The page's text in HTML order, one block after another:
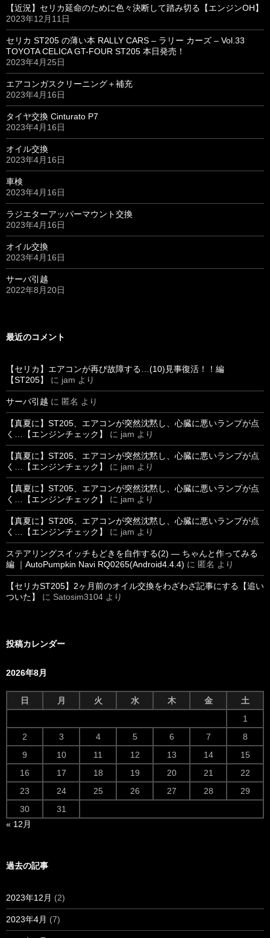
【近況】セリカ延命のために色々決断して踏み切る【エンジンOH】
2023年12月11日
セリカ ST205 の薄い本 RALLY CARS – ラリー カーズ – Vol.33
TOYOTA CELICA GT-FOUR ST205 本日発売！
2023年4月25日
エアコンガスクリーニング＋補充
2023年4月16日
タイヤ交換 Cinturato P7
2023年4月16日
オイル交換
2023年4月16日
車検
2023年4月16日
ラジエターアッパーマウント交換
2023年4月16日
オイル交換
2023年4月16日
サーバ引越
2022年8月20日
最近のコメント
【セリカ】エアコンが再び故障する…(10)見事復活！！編
【ST205】
に jam より
サーバ引越 に 匿名 より
【真夏に】ST205、エアコンが突然沈黙し、心臓に悪いランプが点
く…【エンジンチェック】
に jam より
【真夏に】ST205、エアコンが突然沈黙し、心臓に悪いランプが点
く…【エンジンチェック】
に jam より
【真夏に】ST205、エアコンが突然沈黙し、心臓に悪いランプが点
く…【エンジンチェック】
に jam より
【真夏に】ST205、エアコンが突然沈黙し、心臓に悪いランプが点
く…【エンジンチェック】
に jam より
ステアリングスイッチもどきを自作する(2) ― ちゃんと作ってみる
編 ｜AutoPumpkin Navi RQ0265(Android4.4.4) に 匿名 より
【セリカST205】2ヶ月前のオイル交換をわざわざ記事にする【追い
ついた】
に Satosim3104 より
投稿カレンダー
2026年8月
日 月 火 水 木 金
土
1
2
3 4 5 6 7
8
9
10 11 12 13 14
15
16
17 18 19 20 21
22
23
24 25 26 27 28
29
30
31
« 12月
過去の記事
2023年12月 (2)
2023年4月 (7)